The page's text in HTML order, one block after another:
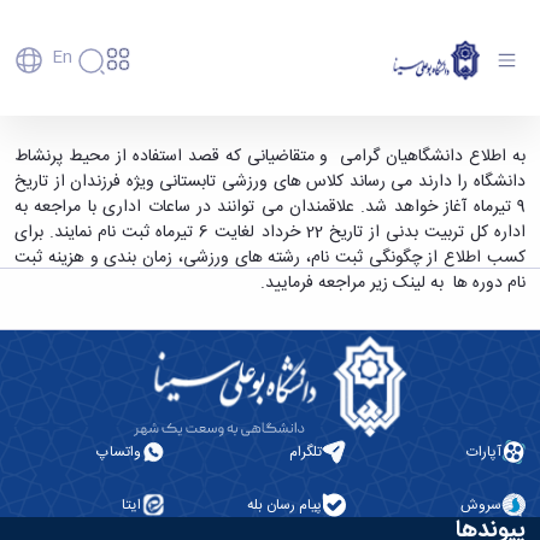
En
دانشگاه
تاریخچه
و
معرفی
برنامه
راهبردی
دانشگاه
نقشه
دانشگاه
ریاست
معاونت
آموزش
پذیرش
کارشناسی
تحصیلات
تکمیلی
پسا
دکترا
استعدادهای
دانشجویان
و
حمایت‌های
تحصیلی
پژوهش
فناوری و
کارآفرینی
دفتر
ارتباط
با
مراکز
تحقیقات
و فناوری
پژوهشکده
دانشکده‌ها
پردیس
اصلی
مهندسی
کشاورزی
و
انسانی
و
معماری
رفاهی
رفاهی
پرسنل
اداره
کارکنان
مهمانسرای
دانشجویان
مدیریت
دانشجویان
اعضای
هیأت
علمی
دانشجویان
فعالیت‌های
دانشجویی
انجمن‌های
علمی
پایگاه
خبری
بسنا
پیشخوان
کلاس های ورزشی تابستانی دانشگاه بوعلی سینا -
دانشگاه بوعلی سینا همدان
به اطلاع دانشگاهیان گرامی و متقاضیانی که قصد استفاده از محیط پرنشاط
دانشگاه را دارند می رساند کلاس های ورزشی تابستانی ویژه فرزندان از تاریخ
9 تیرماه آغاز خواهد شد. علاقمندان می توانند در ساعات اداری با مراجعه به
اداره کل تربیت بدنی از تاریخ 22 خرداد لغایت 6 تیرماه ثبت نام نمایند. برای
کسب اطلاع از چگونگی ثبت نام، رشته های ورزشی، زمان بندی و هزینه ثبت
نام دوره ها به لینک زیر مراجعه فرمایید.
آپارات تلگرام واتساپ
سروش پیام رسان بله ایتا
پیوندها